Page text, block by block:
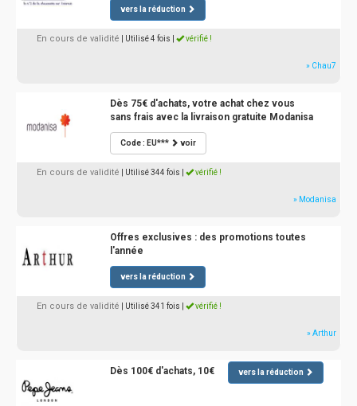
vers la réduction
En cours de validité | Utilisé 4 fois vérifié !
» Chau7
Dès 75€ d'achats, votre achat chez vous
sans frais avec la livraison gratuite Modanisa
Code : EU*** voir
En cours de validité | Utilisé 344 fois vérifié !
» Modanisa
Offres exclusives : des promotions toutes
l'année
vers la réduction
En cours de validité | Utilisé 341 fois vérifié !
» Arthur
Dès 100€ d'achats, 10€ vers la réduction